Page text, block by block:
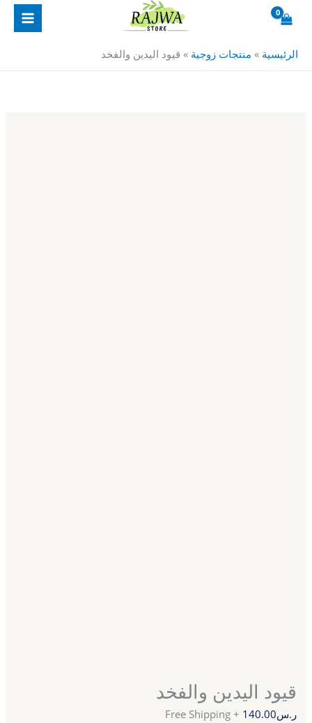
الرئيسية » منتجات زوجية » قيود اليدين والفخد
قيود اليدين والفخد
ر.س140.00
+ Free Shipping
كمية
قيود
والفخد